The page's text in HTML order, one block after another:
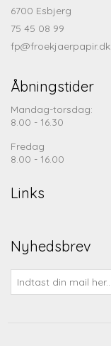
6700 Esbjerg
75 45 08 99
fp@froekjaerpapir.dk
Åbningstider
Mandag-torsdag:
8.00 - 16.30
Fredag
8.00 - 16.00
Links
Nyhedsbrev